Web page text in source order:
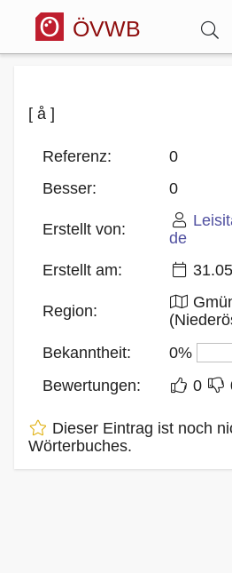
ÖVWB
Hitparade
Blog
[ å ]
Referenz:
0
Besser:
0
Erstellt von:
de
Erstellt am:
Region:
Bekanntheit:
0%
Bewertungen:
0
Dieser Eintrag ist noch
Wörterbuches.